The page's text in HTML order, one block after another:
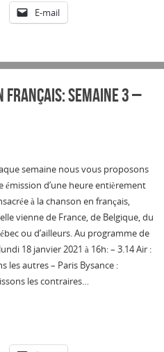
E-mail
Français: Semaine 3 –
semaine nous vous proposons
émission d’une heure entièrement
à la chanson en français,
vienne de France, de Belgique, du
ou d’ailleurs. Au programme de
18 janvier 2021 à 16h: – 3.14 Air :
les autres – Paris Bysance :
les contraires…